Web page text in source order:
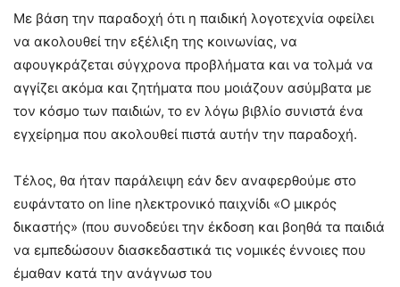
Με βάση την παραδοχή ότι η παιδική λογοτεχνία οφείλει
να ακολουθεί την εξέλιξη της κοινωνίας, να
αφουγκράζεται σύγχρονα προβλήματα και να τολμά να
αγγίζει ακόμα και ζητήματα που μοιάζουν ασύμβατα με
τον κόσμο των παιδιών, το εν λόγω βιβλίο συνιστά ένα
εγχείρημα που ακολουθεί πιστά αυτήν την παραδοχή.
Τέλος, θα ήταν παράλειψη εάν δεν αναφερθούμε στο
ευφάντατο on line ηλεκτρονικό παιχνίδι «Ο μικρός
δικαστής» (που συνοδεύει την έκδοση και βοηθά τα παιδιά
να εμπεδώσουν διασκεδαστικά τις νομικές έννοιες που
έμαθαν κατά την ανάγνωσ του